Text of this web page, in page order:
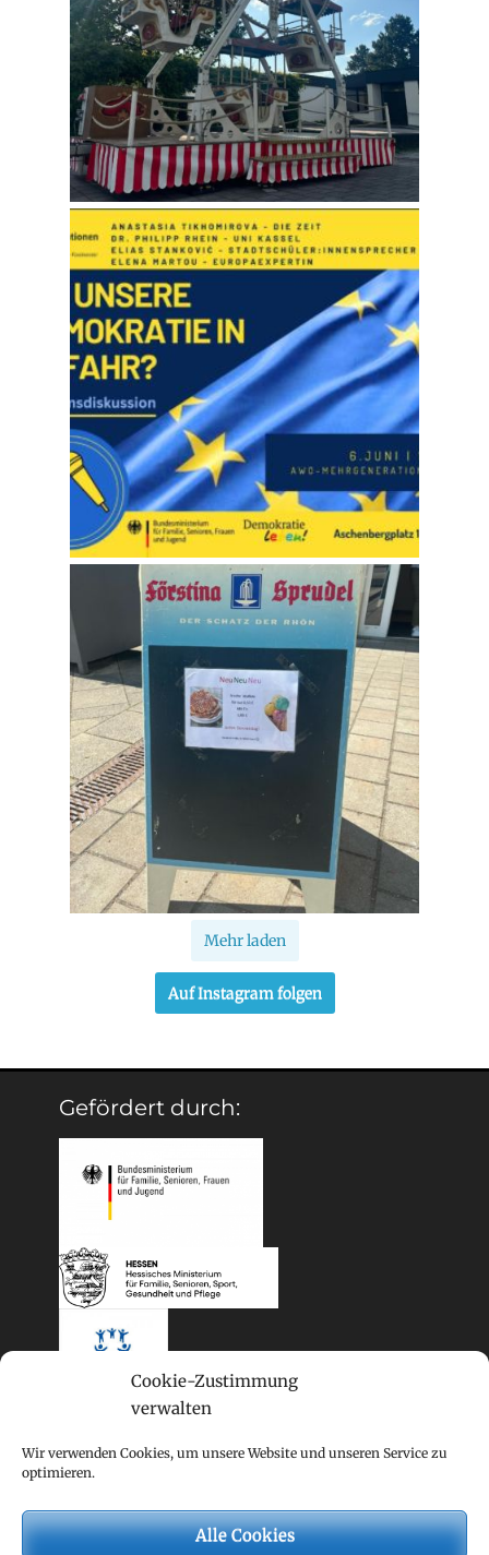
Cookie-Zustimmung
verwalten
Wir verwenden Cookies, um unsere Website und unseren Service zu
optimieren.
Alle Cookies
Mehr laden
Auf Instagram folgen
Gefördert durch: